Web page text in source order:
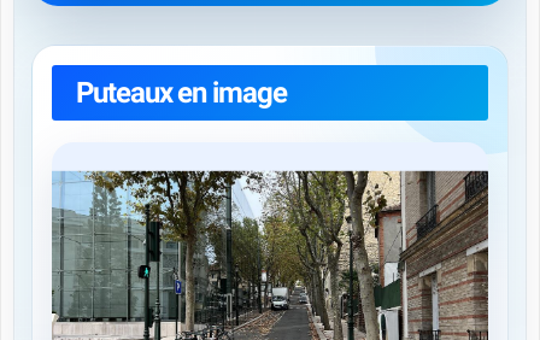
Puteaux en image